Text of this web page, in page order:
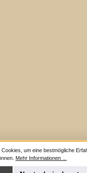
um eine bestmögliche
Mehr Informationen ...